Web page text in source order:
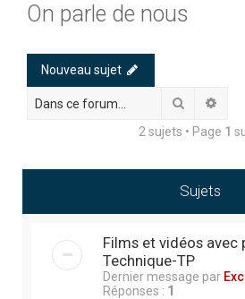
On parle de nous
Nouveau sujet
Rechercher
2 sujets • Page 1
Sujets
Films et vidéos avec
Technique-TP
Dernier message par
Réponses : 1